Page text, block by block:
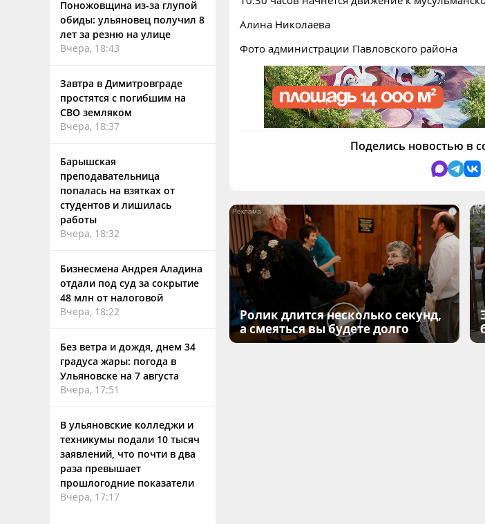
Поножовщина из-за глупой
обиды: ульяновец получил 8
лет за резню на улице
Вчера, 18:43
Завтра в Димитровграде
простятся с погибшим на
СВО земляком
Вчера, 18:37
Барышская
преподавательница
попалась на взятках от
студентов и лишилась
работы
Вчера, 18:32
Бизнесмена Андрея Аладина
отдали под суд за сокрытие
48 млн от налоговой
Вчера, 18:22
Без ветра и дождя, днем 34
градуса жары: погода в
Ульяновске на 7 августа
Вчера, 17:51
В ульяновские колледжи и
техникумы подали 10 тысяч
заявлений, что почти в два
раза превышает
прошлогодние показатели
Вчера, 17:17
Алина Николаева
Фото администрации Павловского района
Поделись новостью в
i
Ролик длится несколько секунд,
а смеяться вы будете долго